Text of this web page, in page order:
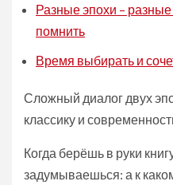
Разные эпохи – разные
помнить
Время выбирать и
Сложный диалог двух
классику и
Когда берёшь в руки
задумываешься: а к